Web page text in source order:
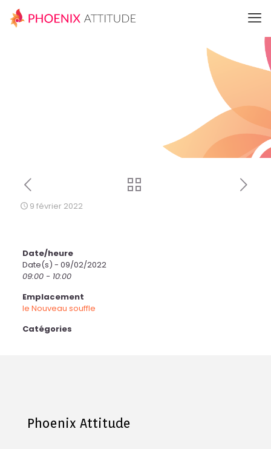
9 février 2022
Date/heure
Date(s) - 09/02/2022
09:00 - 10:00
Emplacement
le Nouveau souffle
Catégories
Phoenix Attitude